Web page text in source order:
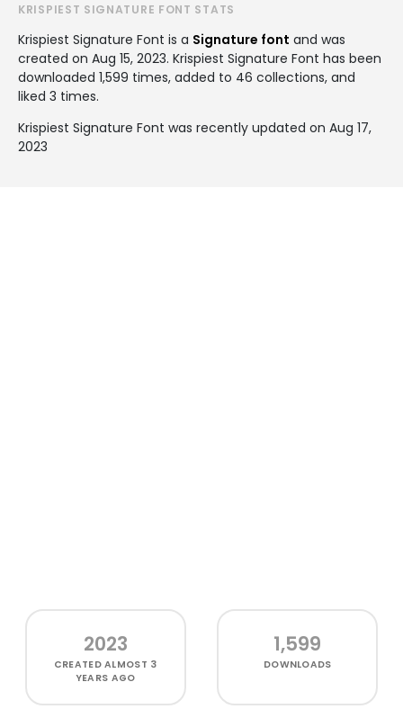
KRISPIEST SIGNATURE FONT STATS
Krispiest Signature Font is a Signature font and was
created on Aug 15, 2023. Krispiest Signature Font has been
downloaded 1,599 times, added to 46 collections, and
liked 3 times.
Krispiest Signature Font was recently updated on Aug 17,
2023
2023
CREATEDALMOST 3
YEARS AGO
1,599
DOWNLOADS